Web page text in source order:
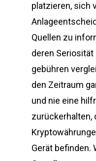
platzieren, sich
Quellen zu
deren
gebühren
den Zeitraum
und nie eine
zurückerhalten,
Gerät befinden.